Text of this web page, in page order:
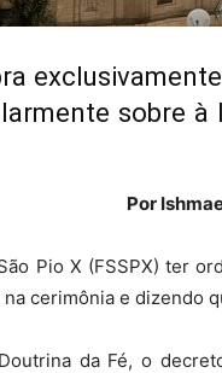
sobre
Por
Pio X (FSSPX) ter
cerimônia e dizendo
da Fé, o